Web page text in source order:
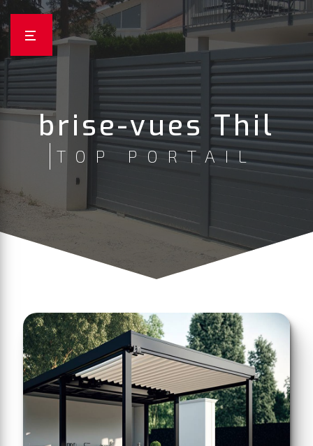
brise-vues Thil
TOP PORTAIL
Panneau de gestion des cookies